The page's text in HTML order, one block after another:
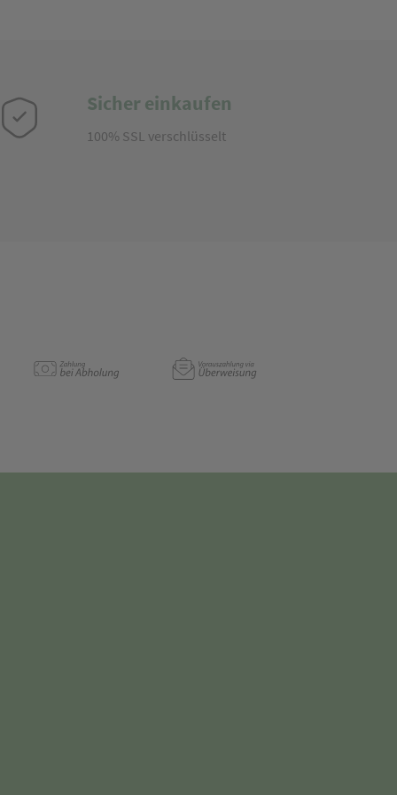
Sicher einkaufen
100% SSL verschlüsselt